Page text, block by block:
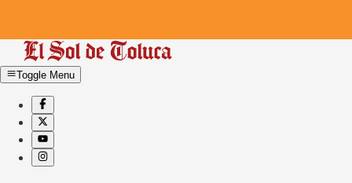
Toggle Menu